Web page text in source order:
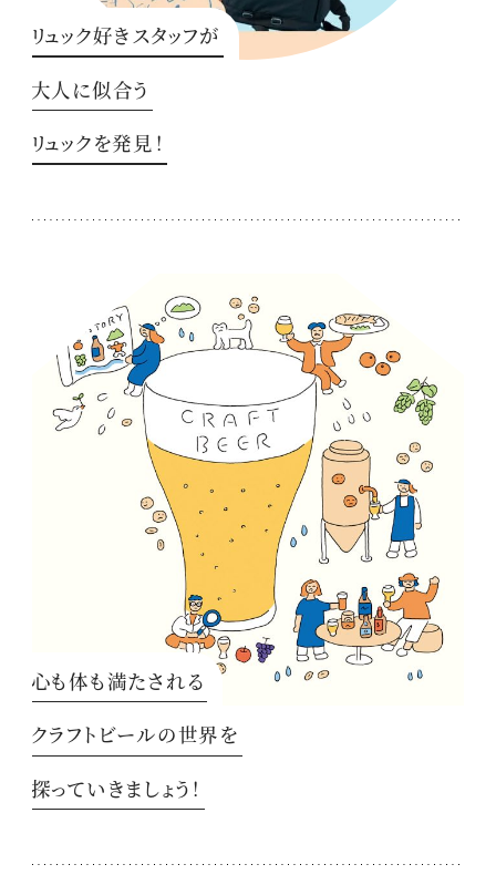
リュック好きスタッフが
大人に似合う
リュックを発見！
心も体も満たされる
クラフトビールの世界を
探っていきましょう！